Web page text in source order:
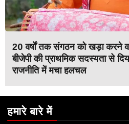
20 वर्षों तक संगठन को खड़ा करने
बीजेपी की प्राथमिक सदस्यता से
राजनीति में मचा हलचल
हमारे बारे में